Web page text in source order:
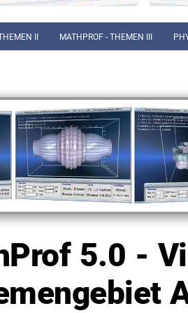
II MATHPROF - THEMEN III
5.0 -